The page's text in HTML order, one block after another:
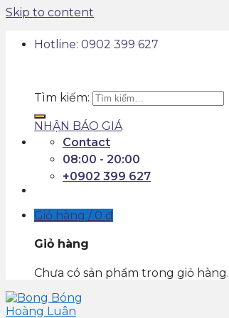
Skip to content
Hotline: 0902 399 627
Tìm kiếm:
NHẬN BÁO GIÁ
Contact
08:00 - 20:00
+0902 399 627
Giỏ hàng / 0 ₫
Giỏ hàng
Chưa có sản phẩm trong giỏ hàng.